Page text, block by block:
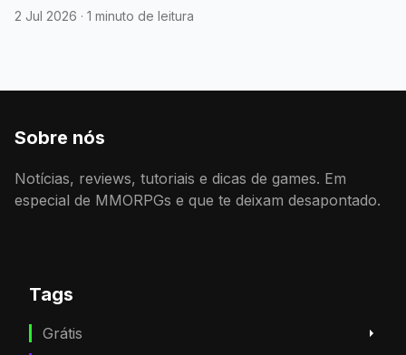
2 Jul 2026 · 1 minuto de leitura
Sobre nós
Notícias, reviews, tutoriais e dicas de games. Em
especial de MMORPGs e que te deixam desapontado.
Tags
Grátis